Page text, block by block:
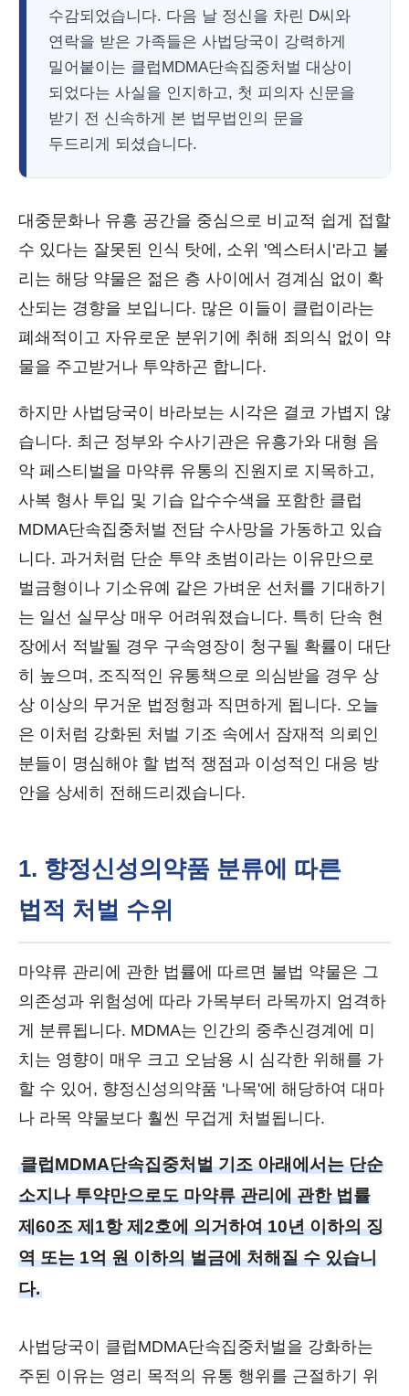
수감되었습니다. 다음 날 정신을 차린 D씨와
연락을 받은 가족들은 사법당국이 강력하게
밀어붙이는 클럽MDMA단속집중처벌 대상이
되었다는 사실을 인지하고, 첫 피의자 신문을
받기 전 신속하게 본 법무법인의 문을
두드리게 되셨습니다.
대중문화나 유흥 공간을 중심으로 비교적 쉽게 접할
수 있다는 잘못된 인식 탓에, 소위 '엑스터시'라고 불
리는 해당 약물은 젊은 층 사이에서 경계심 없이 확
산되는 경향을 보입니다. 많은 이들이 클럽이라는
폐쇄적이고 자유로운 분위기에 취해 죄의식 없이 약
물을 주고받거나 투약하곤 합니다.
하지만 사법당국이 바라보는 시각은 결코 가볍지 않
습니다. 최근 정부와 수사기관은 유흥가와 대형 음
악 페스티벌을 마약류 유통의 진원지로 지목하고,
사복 형사 투입 및 기습 압수수색을 포함한 클럽
MDMA단속집중처벌 전담 수사망을 가동하고 있습
니다. 과거처럼 단순 투약 초범이라는 이유만으로
벌금형이나 기소유예 같은 가벼운 선처를 기대하기
는 일선 실무상 매우 어려워졌습니다. 특히 단속 현
장에서 적발될 경우 구속영장이 청구될 확률이 대단
히 높으며, 조직적인 유통책으로 의심받을 경우 상
상 이상의 무거운 법정형과 직면하게 됩니다. 오늘
은 이처럼 강화된 처벌 기조 속에서 잠재적 의뢰인
분들이 명심해야 할 법적 쟁점과 이성적인 대응 방
안을 상세히 전해드리겠습니다.
1. 향정신성의약품 분류에 따른
법적 처벌 수위
마약류 관리에 관한 법률에 따르면 불법 약물은 그
의존성과 위험성에 따라 가목부터 라목까지 엄격하
게 분류됩니다. MDMA는 인간의 중추신경계에 미
치는 영향이 매우 크고 오남용 시 심각한 위해를 가
할 수 있어, 향정신성의약품 '나목'에 해당하여 대마
나 라목 약물보다 훨씬 무겁게 처벌됩니다.
클럽MDMA단속집중처벌 기조 아래에서는 단순
소지나 투약만으로도 마약류 관리에 관한 법률
제60조 제1항 제2호에 의거하여 10년 이하의 징
역 또는 1억 원 이하의 벌금에 처해질 수 있습니
다.
사법당국이 클럽MDMA단속집중처벌을 강화하는
주된 이유는 영리 목적의 유통 행위를 근절하기 위